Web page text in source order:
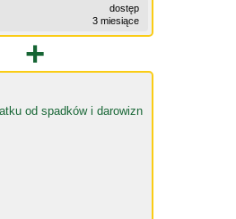
dostęp
3 miesiące
+
od spadków i darowizn